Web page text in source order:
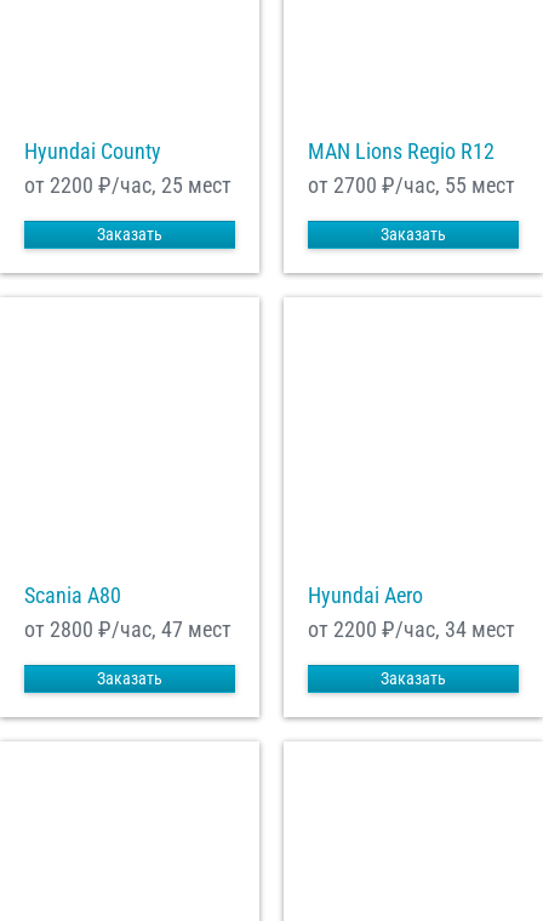
Hyundai County
от 2200 ₽/час, 25 мест
Заказать
MAN Lions Regio R12
от 2700 ₽/час, 55 мест
Заказать
Scania A80
от 2800 ₽/час, 47 мест
Заказать
Hyundai Aero
от 2200 ₽/час, 34 мест
Заказать